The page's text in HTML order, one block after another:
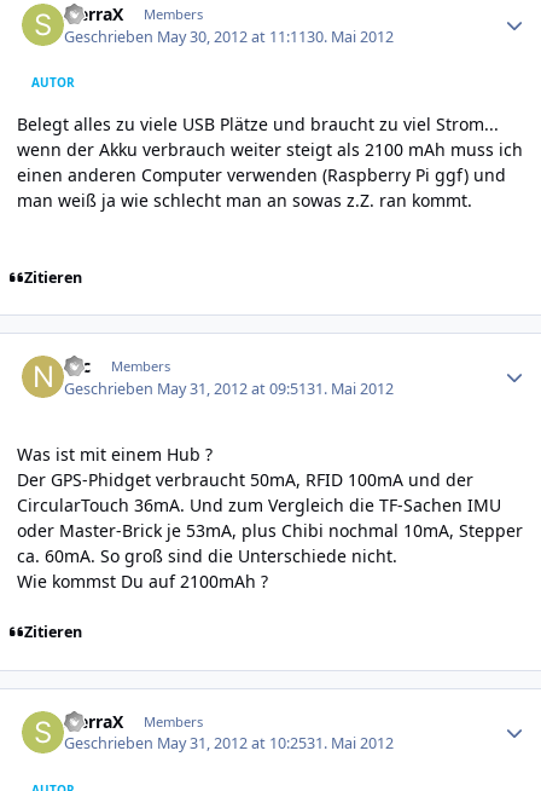
SierraX Members
Geschrieben May 30, 2012 at 11:1130. Mai 2012
AUTOR
Belegt alles zu viele USB Plätze und braucht zu viel Strom...
wenn der Akku verbrauch weiter steigt als 2100 mAh muss ich
einen anderen Computer verwenden (Raspberry Pi ggf) und
man weiß ja wie schlecht man an sowas z.Z. ran kommt.
Zitieren
Nic Members
Geschrieben May 31, 2012 at 09:5131. Mai 2012
Was ist mit einem Hub ?
Der GPS-Phidget verbraucht 50mA, RFID 100mA und der
CircularTouch 36mA. Und zum Vergleich die TF-Sachen IMU
oder Master-Brick je 53mA, plus Chibi nochmal 10mA, Stepper
ca. 60mA. So groß sind die Unterschiede nicht.
Wie kommst Du auf 2100mAh ?
Zitieren
SierraX Members
Geschrieben May 31, 2012 at 10:2531. Mai 2012